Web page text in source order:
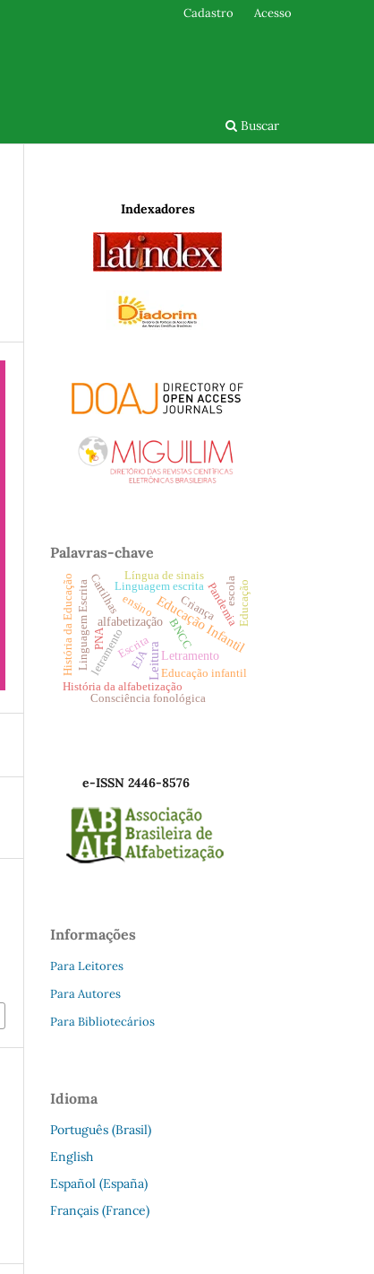
Buscar
Cadastro Acesso
Indexadores
Palavras-chave
Educação Infantil
Leitura
alfabetização
Letramento
Educação infantil
Escrita
História da alfabetização
letramento
Linguagem Escrita Linguagem escrita
BNCC
PNA
ensino Criança
Cartilhas Pandemia
Língua de sinais
Consciência fonológica
História da Educação EJA
Educação
escola
e-ISSN 2446-8576
Informações
Para Leitores
Para Autores
Para Bibliotecários
Idioma
Português (Brasil)
English
Español (España)
Français (France)